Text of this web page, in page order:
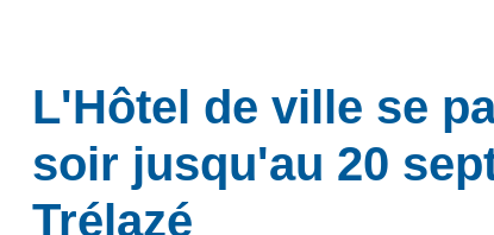
L'Hôtel de ville se
soir jusqu'au 20
Trélazé